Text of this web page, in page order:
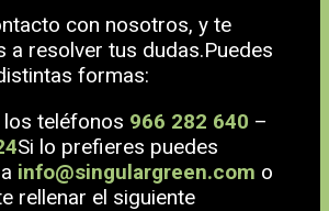
con nosotros, y te
a resolver tus dudas.Puedes
formas:
los teléfonos 966 282 640 –
Si lo prefieres puedes
info@singulargreen.com o
rellenar el siguiente